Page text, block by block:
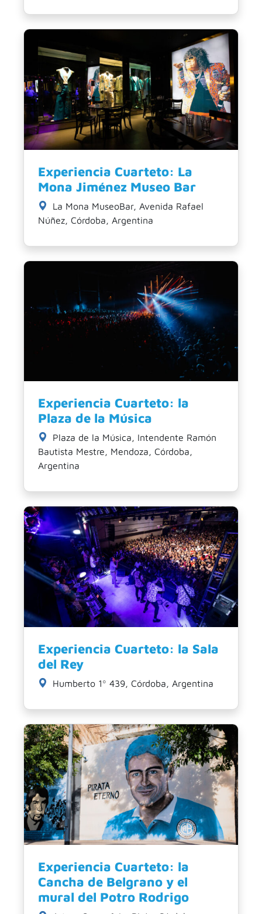
Experiencia Cuarteto: La
Mona Jiménez Museo Bar
La Mona MuseoBar, Avenida Rafael
Núñez, Córdoba, Argentina
Experiencia Cuarteto: la
Plaza de la Música
Plaza de la Música, Intendente Ramón
Bautista Mestre, Mendoza, Córdoba,
Argentina
Experiencia Cuarteto: la Sala
del Rey
Humberto 1º 439, Córdoba, Argentina
Experiencia Cuarteto: la
Cancha de Belgrano y el
mural del Potro Rodrigo